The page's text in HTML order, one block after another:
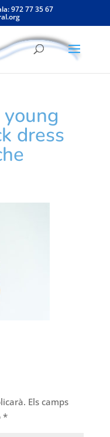
972 77 35 67
dress
Els camps
*